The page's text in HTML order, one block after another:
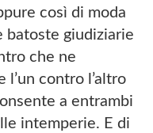
così di moda
batoste giudiziarie
che ne
l’un contro l’altro
a entrambi
intemperie. E di